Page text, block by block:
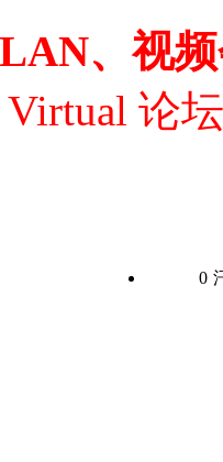
、视
Virtual 论
0